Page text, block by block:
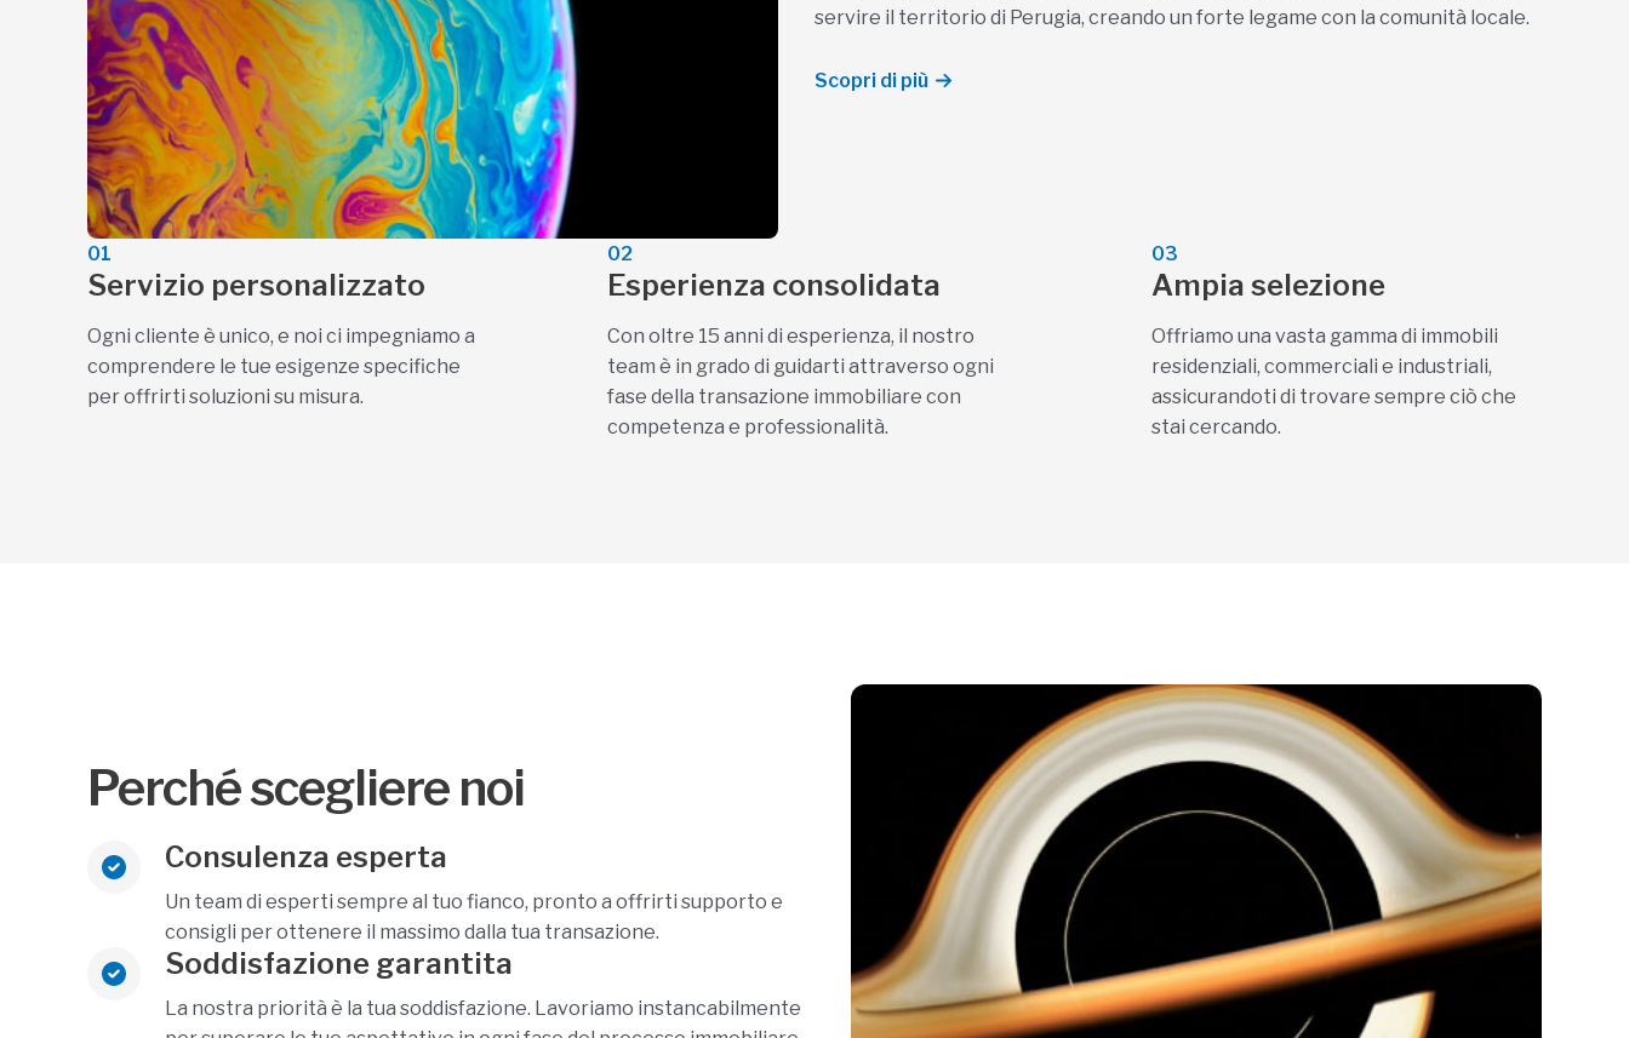
servire il territorio di Perugia, creando un forte legame con la comunità locale.
Scopri di più
01
Servizio personalizzato
Ogni cliente è unico, e noi ci impegniamo a
comprendere le tue esigenze specifiche
per offrirti soluzioni su misura.
02
Esperienza consolidata
Con oltre 15 anni di esperienza, il nostro
team è in grado di guidarti attraverso ogni
fase della transazione immobiliare con
competenza e professionalità.
03
Ampia selezione
Offriamo una vasta gamma di immobili
residenziali, commerciali e industriali,
assicurandoti di trovare sempre ciò che
stai cercando.
Perché scegliere noi
Consulenza esperta
Un team di esperti sempre al tuo fianco, pronto a offrirti supporto e
consigli per ottenere il massimo dalla tua transazione.
Soddisfazione garantita
La nostra priorità è la tua soddisfazione. Lavoriamo instancabilmente